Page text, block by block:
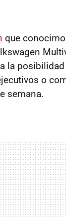
que
la
o
semana.